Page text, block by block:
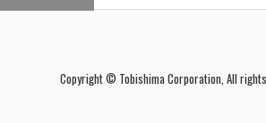
Copyright © Tobishima Corporation, All